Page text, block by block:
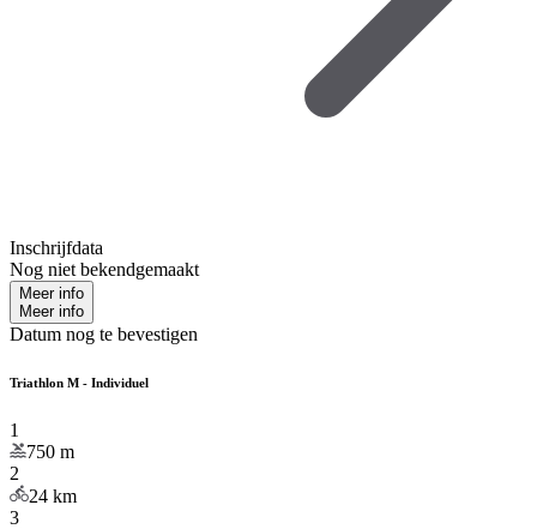
Inschrijfdata
Nog niet bekendgemaakt
Meer info
Meer info
Datum nog te bevestigen
Triathlon M - Individuel
1
750 m
2
24 km
3